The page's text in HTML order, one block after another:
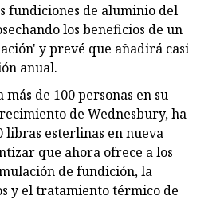
fundiciones de aluminio del
los beneficios de un
y prevé que añadirá casi
anual.
de 100 personas en su
de Wednesbury, ha
libras esterlinas en nueva
que ahora ofrece a los
de fundición, la
y el tratamiento térmico de